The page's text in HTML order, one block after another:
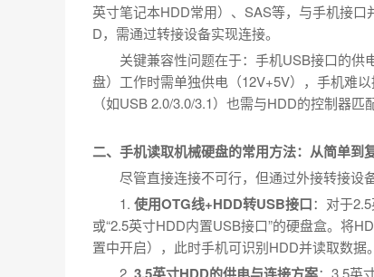
英寸笔记本HDD常用）、SAS等，与手机接
D，需通过转接设备实现连接。
关键兼容性问题在于：手机USB接口的
盘）工作时需单独供电（12V+5V），手机难
（如USB 2.0/3.0/3.1）也需与HDD的控制器
二、手机读取机械硬盘的常用方法：从简单到
尽管直接连接不可行，但通过外接转接设
1. 使用OTG线+HDD转USB接口：对于
或“2.5英寸HDD内置USB接口”的硬盘盒。将
置中开启），此时手机可识别HDD并读取数据
2.
：3.5英